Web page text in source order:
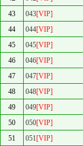
43
043[VIP]
44
044[VIP]
45
045[VIP]
46
046[VIP]
47
047[VIP]
48
048[VIP]
49
049[VIP]
50
050[VIP]
51
051[VIP]